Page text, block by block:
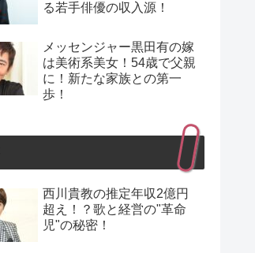
る若手俳優の収入源！
メッセンジャー黒田有の嫁
は美術系美女！54歳で父親
に！新たな家族との第一
歩！
西川貴教の推定年収2億円
超え！？歌と経営の"革命
児"の秘密！